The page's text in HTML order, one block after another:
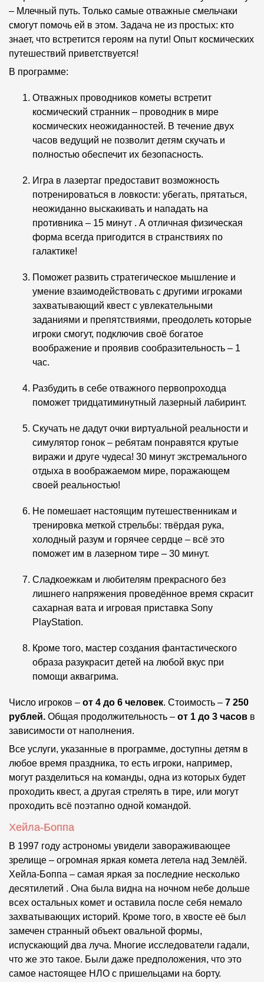
– Млечный путь. Только самые отважные смельчаки
смогут помочь ей в этом. Задача не из простых: кто
знает, что встретится героям на пути! Опыт космических
путешествий приветствуется!
В программе:
Отважных проводников кометы встретит
космический странник – проводник в мире
космических неожиданностей. В течение двух
часов ведущий не позволит детям скучать и
полностью обеспечит их безопасность.
Игра в лазертаг предоставит возможность
потренироваться в ловкости: убегать, прятаться,
неожиданно выскакивать и нападать на
противника – 15 минут . А отличная физическая
форма всегда пригодится в странствиях по
галактике!
Поможет развить стратегическое мышление и
умение взаимодействовать с другими игроками
захватывающий квест с увлекательными
заданиями и препятствиями, преодолеть которые
игроки смогут, подключив своё богатое
воображение и проявив сообразительность – 1
час.
Разбудить в себе отважного первопроходца
поможет тридцатиминутный лазерный лабиринт.
Скучать не дадут очки виртуальной реальности и
симулятор гонок – ребятам понравятся крутые
виражи и друге чудеса! 30 минут экстремального
отдыха в воображаемом мире, поражающем
своей реальностью!
Не помешает настоящим путешественникам и
тренировка меткой стрельбы: твёрдая рука,
холодный разум и горячее сердце – всё это
поможет им в лазерном тире – 30 минут.
Сладкоежкам и любителям прекрасного без
лишнего напряжения проведённое время скрасит
сахарная вата и игровая приставка Sony
PlayStation.
Кроме того, мастер создания фантастического
образа разукрасит детей на любой вкус при
помощи аквагрима.
Число игроков – от 4 до 6 человек. Стоимость – 7 250
рублей. Общая продолжительность – от 1 до 3 часов в
зависимости от наполнения.
Все услуги, указанные в программе, доступны детям в
любое время праздника, то есть игроки, например,
могут разделиться на команды, одна из которых будет
проходить квест, а другая стрелять в тире, или могут
проходить всё поэтапно одной командой.
Хейла-Боппа
В 1997 году астрономы увидели завораживающее
зрелище – огромная яркая комета летела над Землёй.
Хейла-Боппа – самая яркая за последние несколько
десятилетий . Она была видна на ночном небе дольше
всех остальных комет и оставила после себя немало
захватывающих историй. Кроме того, в хвосте её был
замечен странный объект овальной формы,
испускающий два луча. Многие исследователи гадали,
что же это такое. Были даже предположения, что это
самое настоящее НЛО с пришельцами на борту.